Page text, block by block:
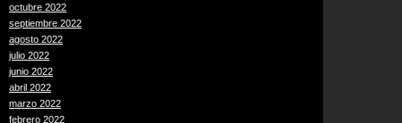
octubre 2022
septiembre 2022
agosto 2022
julio 2022
junio 2022
abril 2022
marzo 2022
febrero 2022